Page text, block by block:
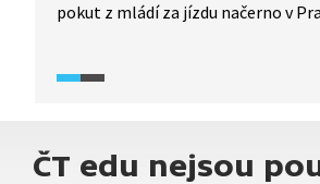
pokut z mládí za jízdu načerno v
tolikrát načerno.
ČT edu nejsou